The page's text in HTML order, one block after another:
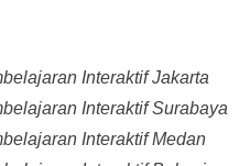
Interaktif Jakarta
Interaktif Surabaya
Interaktif Medan